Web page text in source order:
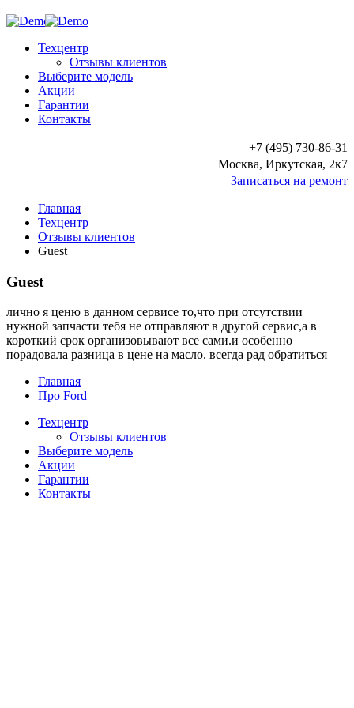
Техцентр
Отзывы клиентов
Выберите модель
Акции
Гарантии
Контакты
+7 (495) 730-86-31
Москва, Иркутская, 2к7
Записаться на ремонт
Главная
Техцентр
Отзывы клиентов
Guest
Guest
лично я ценю в данном сервисе то,что при отсутствии
нужной запчасти тебя не отправляют в другой сервис,а в
короткий срок организовывают все сами.и особенно
порадовала разница в цене на масло. всегда рад обратиться
Главная
Про Ford
Техцентр
Отзывы клиентов
Выберите модель
Акции
Гарантии
Контакты